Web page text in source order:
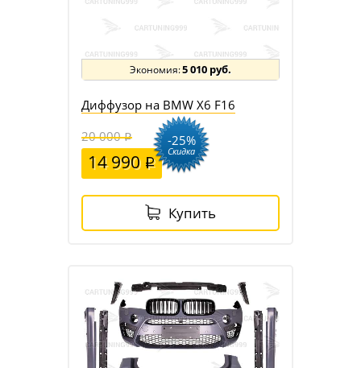
5 010 руб.
Диффузор на BMW X6 F16
20 000
14 990
-25%
Скидка
Купить